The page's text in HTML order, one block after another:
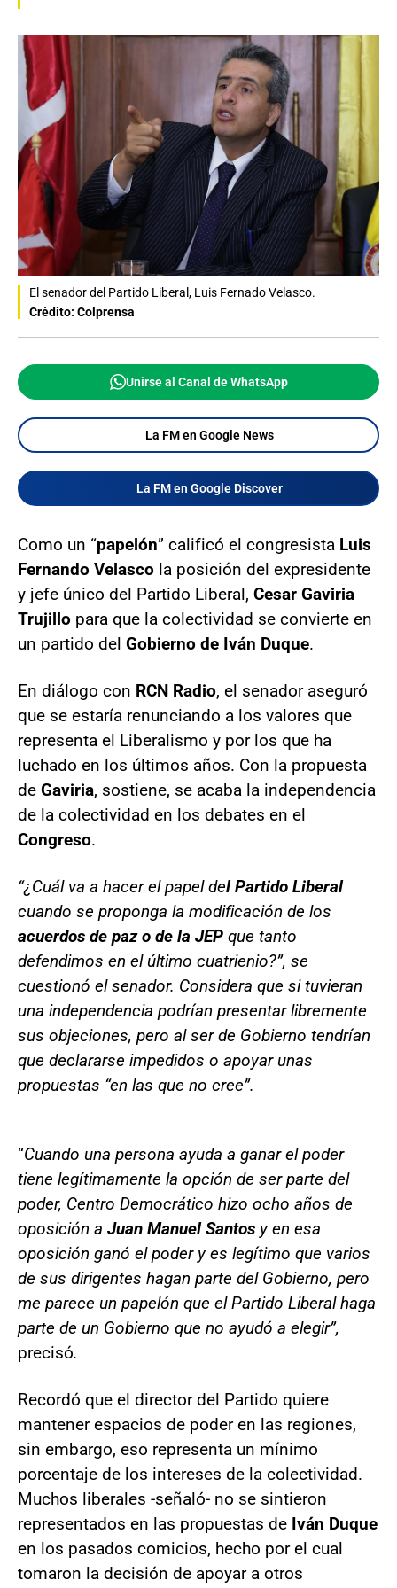
El senador del Partido Liberal, Luis Fernado Velasco.
Crédito: Colprensa
Unirse al Canal de WhatsApp
La FM en Google News
La FM en Google Discover
Como un “papelón” calificó el congresista Luis
Fernando Velasco la posición del expresidente
y jefe único del Partido Liberal, Cesar Gaviria
Trujillo para que la colectividad se convierte en
un partido del Gobierno de Iván Duque.
En diálogo con RCN Radio, el senador aseguró
que se estaría renunciando a los valores que
representa el Liberalismo y por los que ha
luchado en los últimos años. Con la propuesta
de Gaviria, sostiene, se acaba la independencia
de la colectividad en los debates en el
Congreso.
“¿Cuál va a hacer el papel del Partido Liberal
cuando se proponga la modificación de los
acuerdos de paz o de la JEP que tanto
defendimos en el último cuatrienio?”, se
cuestionó el senador. Considera que si tuvieran
una independencia podrían presentar libremente
sus objeciones, pero al ser de Gobierno tendrían
que declararse impedidos o apoyar unas
propuestas “en las que no cree”.
“Cuando una persona ayuda a ganar el poder
tiene legítimamente la opción de ser parte del
poder, Centro Democrático hizo ocho años de
oposición a Juan Manuel Santos y en esa
oposición ganó el poder y es legítimo que varios
de sus dirigentes hagan parte del Gobierno, pero
me parece un papelón que el Partido Liberal haga
parte de un Gobierno que no ayudó a elegir”,
precisó.
Recordó que el director del Partido quiere
mantener espacios de poder en las regiones,
sin embargo, eso representa un mínimo
porcentaje de los intereses de la colectividad.
Muchos liberales -señaló- no se sintieron
representados en las propuestas de Iván Duque
en los pasados comicios, hecho por el cual
tomaron la decisión de apoyar a otros